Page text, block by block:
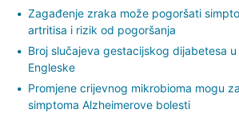
Zagađenje zraka može pogoršati
artritisa i rizik od pogoršanja
Broj slučajeva gestacijskog dijabetesa
Engleske
Promjene crijevnog mikrobioma mogu
simptoma Alzheimerove bolesti